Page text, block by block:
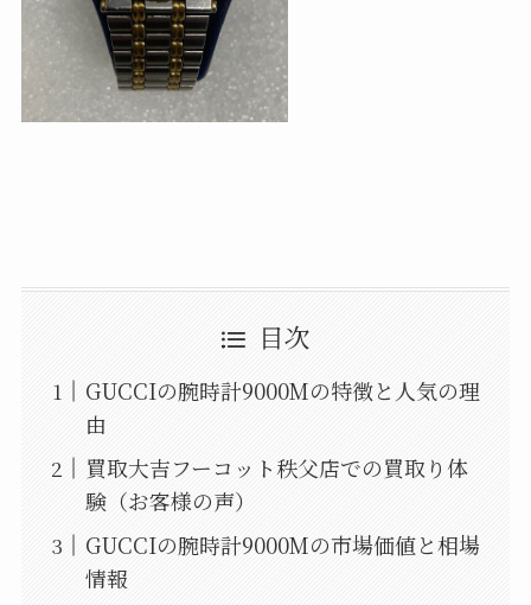
目次
GUCCIの腕時計9000Mの特徴と人気の理
由
買取大吉フーコット秩父店での買取り体
験（お客様の声）
GUCCIの腕時計9000Mの市場価値と相場
情報